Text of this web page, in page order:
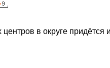
в округе придётся